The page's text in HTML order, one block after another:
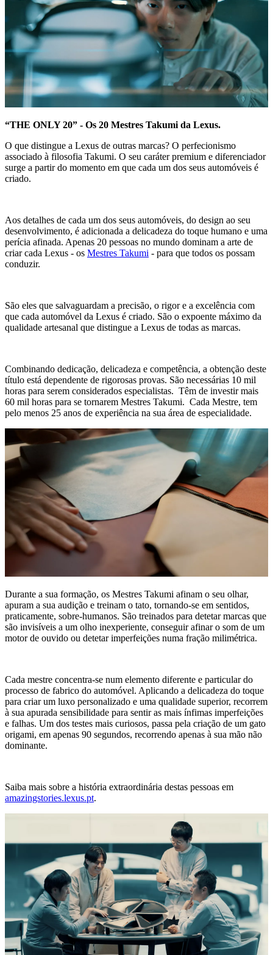
“THE ONLY 20” - Os 20 Mestres Takumi da Lexus.
O que distingue a Lexus de outras marcas? O perfecionismo
associado à filosofia Takumi. O seu caráter premium e diferenciador
surge a partir do momento em que cada um dos seus automóveis é
criado.
Aos detalhes de cada um dos seus automóveis, do design ao seu
desenvolvimento, é adicionada a delicadeza do toque humano e uma
perícia afinada. Apenas 20 pessoas no mundo dominam a arte de
criar cada Lexus - os Mestres Takumi - para que todos os possam
conduzir.
São eles que salvaguardam a precisão, o rigor e a excelência com
que cada automóvel da Lexus é criado. São o expoente máximo da
qualidade artesanal que distingue a Lexus de todas as marcas.
Combinando dedicação, delicadeza e competência, a obtenção deste
título está dependente de rigorosas provas. São necessárias 10 mil
horas para serem considerados especialistas. Têm de investir mais
60 mil horas para se tornarem Mestres Takumi. Cada Mestre, tem
pelo menos 25 anos de experiência na sua área de especialidade.
Durante a sua formação, os Mestres Takumi afinam o seu olhar,
apuram a sua audição e treinam o tato, tornando-se em sentidos,
praticamente, sobre-humanos. São treinados para detetar marcas que
são invisíveis a um olho inexperiente, conseguir afinar o som de um
motor de ouvido ou detetar imperfeições numa fração milimétrica.
Cada mestre concentra-se num elemento diferente e particular do
processo de fabrico do automóvel. Aplicando a delicadeza do toque
para criar um luxo personalizado e uma qualidade superior, recorrem
à sua apurada sensibilidade para sentir as mais ínfimas imperfeições
e falhas. Um dos testes mais curiosos, passa pela criação de um gato
origami, em apenas 90 segundos, recorrendo apenas à sua mão não
dominante.
Saiba mais sobre a história extraordinária destas pessoas em
amazingstories.lexus.pt.